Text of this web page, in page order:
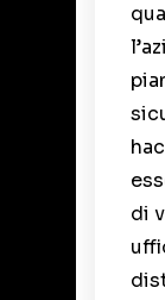
di